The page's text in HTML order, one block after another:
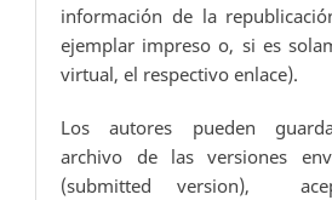
información de la
ejemplar impreso o, si es
virtual, el respectivo enlace).
Los autores pueden
archivo de las versiones
(submitted version),